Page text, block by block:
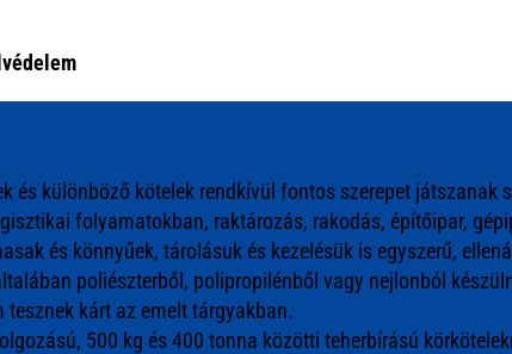
és különböző kötelek rendkívül fontos szerepet
folyamatokban, raktározás, rakodás, építőipar,
és könnyűek, tárolásuk és kezelésük is egyszerű,
poliészterből, polipropilénből vagy nejlonból
kárt az emelt tárgyakban.
500 kg és 400 tonna közötti teherbírású